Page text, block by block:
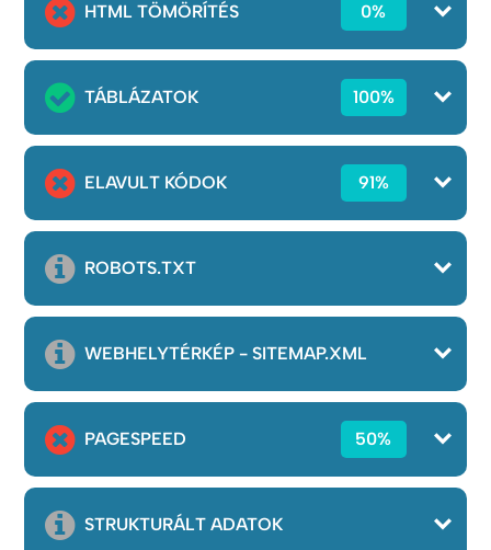
HTML TÖMÖRÍTÉS 0%
TÁBLÁZATOK 100%
ELAVULT KÓDOK 91%
ROBOTS.TXT
WEBHELYTÉRKÉP - SITEMAP.XML
PAGESPEED 50%
STRUKTURÁLT ADATOK